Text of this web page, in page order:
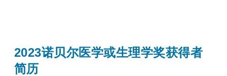
2023诺贝尔医学或生理学奖获得者
简历